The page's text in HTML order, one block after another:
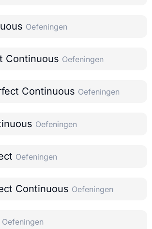
Oefeningen
Continuous Oefeningen
Continuous Oefeningen
Oefeningen
Oefeningen
Continuous Oefeningen
Oefeningen